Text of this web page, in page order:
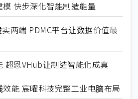
快步深化智能制造能量
两端 PDMC平台让数据价值最
超恩VHub让制造智能化成真
能 宸曜科技完整工业电脑布局